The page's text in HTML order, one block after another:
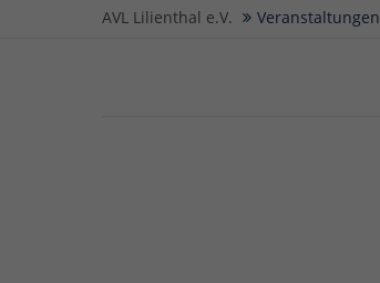
AVL Lilienthal e.V. Veranstaltungen